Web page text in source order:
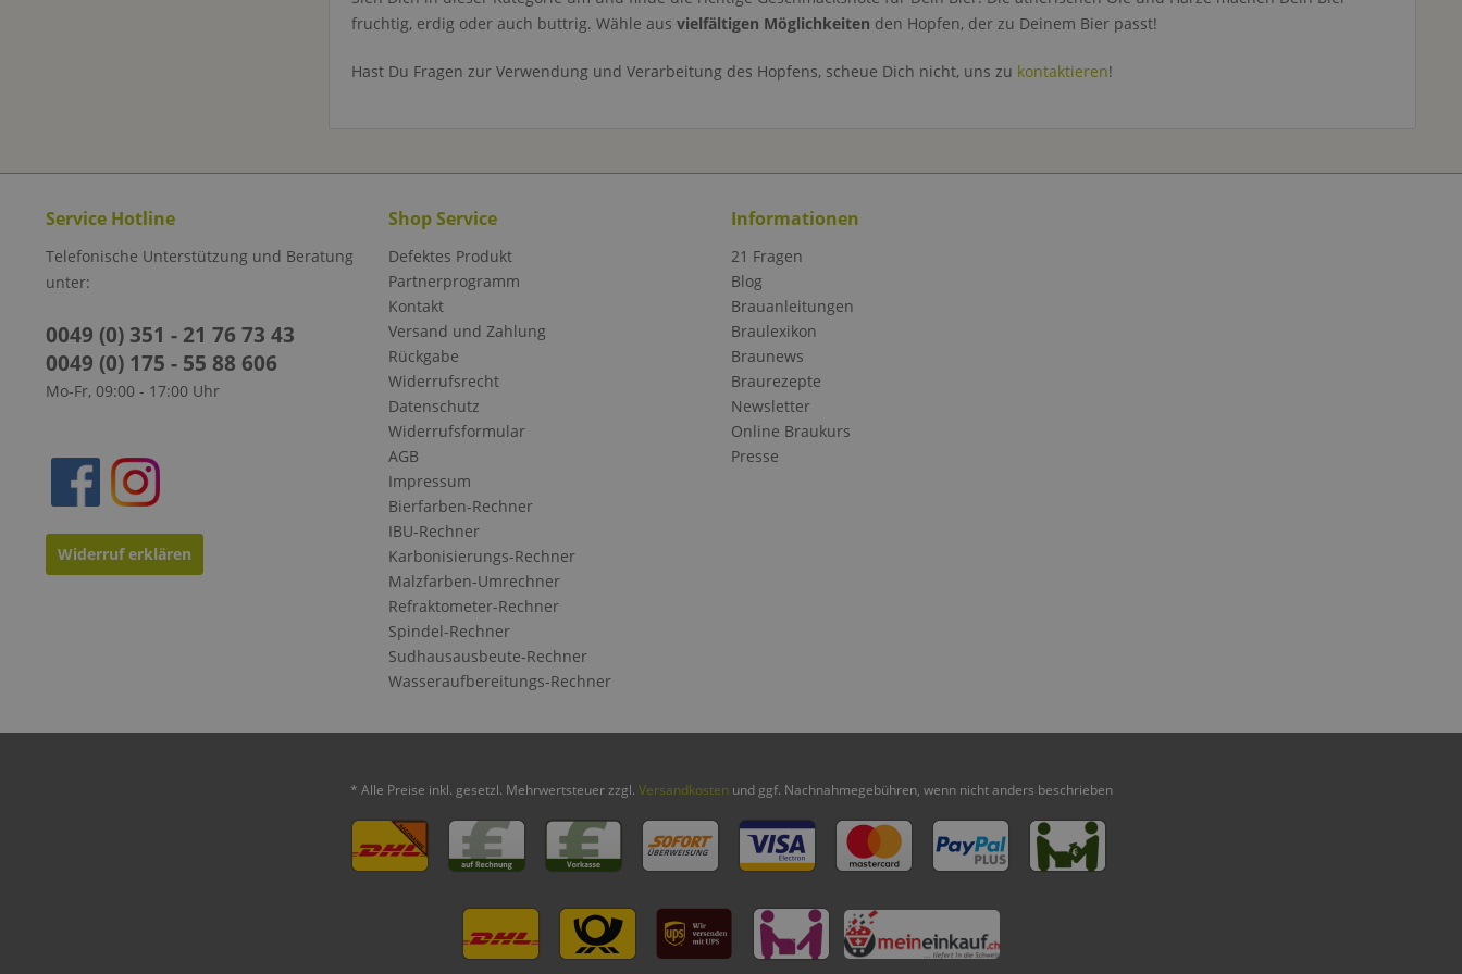
fruchtig, erdig oder auch buttrig. Wähle aus vielfältigen Möglichkeiten den Hopfen, der zu Deinem Bier passt!
Hast Du Fragen zur Verwendung und Verarbeitung des Hopfens, scheue Dich nicht, uns zu kontaktieren!
Service Hotline
Telefonische Unterstützung und Beratung
unter:
0049 (0) 351 - 21 76 73 43
0049 (0) 175 - 55 88 606
Mo-Fr, 09:00 - 17:00 Uhr
Widerruf erklären
Shop Service
Defektes Produkt
Partnerprogramm
Kontakt
Versand und Zahlung
Rückgabe
Widerrufsrecht
Datenschutz
Widerrufsformular
AGB
Impressum
Bierfarben-Rechner
IBU-Rechner
Karbonisierungs-Rechner
Malzfarben-Umrechner
Refraktometer-Rechner
Spindel-Rechner
Sudhausausbeute-Rechner
Wasseraufbereitungs-Rechner
Informationen
21 Fragen
Blog
Brauanleitungen
Braulexikon
Braunews
Braurezepte
Newsletter
Online Braukurs
Presse
* Alle Preise inkl. gesetzl. Mehrwertsteuer zzgl. Versandkosten und ggf. Nachnahmegebühren, wenn nicht anders beschrieben